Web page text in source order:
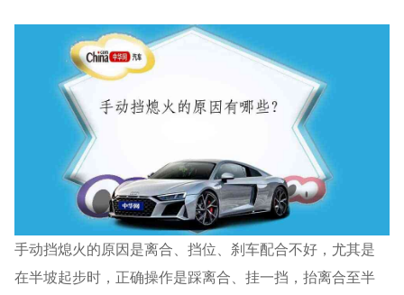
手动挡熄火的原因是离合、挡位、刹车配合不好，尤其是
在半坡起步时，正确操作是踩离合、挂一挡，抬离合至半